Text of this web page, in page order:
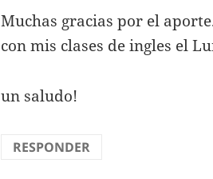
Muchas gracias por el
con mis clases de ingles el
un saludo!
RESPONDER